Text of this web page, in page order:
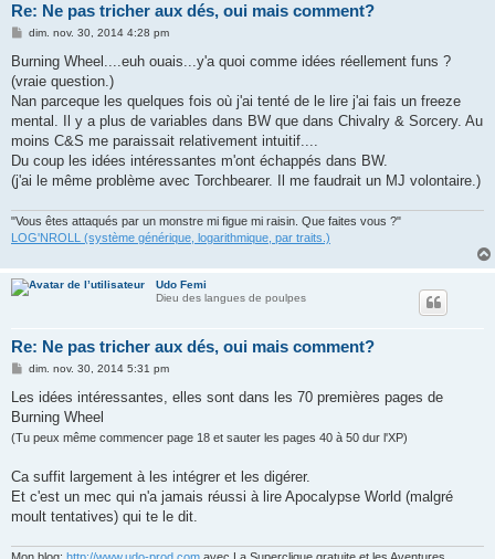
Re: Ne pas tricher aux dés, oui mais comment?
M
s
a
g
dim. nov. 30, 2014 4:28 pm
Burning Wheel....euh ouais...y'a quoi comme idées réellement funs ?
(vraie question.)
Nan parceque les quelques fois où j'ai tenté de le lire j'ai fais un freeze
mental. Il y a plus de variables dans BW que dans Chivalry & Sorcery. Au
moins C&S me paraissait relativement intuitif....
Du coup les idées intéressantes m'ont échappés dans BW.
(j'ai le même problème avec Torchbearer. Il me faudrait un MJ volontaire.)
"Vous êtes attaqués par un monstre mi figue mi raisin. Que faites vous ?"
LOG'NROLL (système générique, logarithmique, par traits.)
Udo Femi
Dieu des langues de poulpes
Re: Ne pas tricher aux dés, oui mais comment?
M
s
a
g
dim. nov. 30, 2014 5:31 pm
Les idées intéressantes, elles sont dans les 70 premières pages de
Burning Wheel
(Tu peux même commencer page 18 et sauter les pages 40 à 50 dur l'XP)
Ca suffit largement à les intégrer et les digérer.
Et c'est un mec qui n'a jamais réussi à lire Apocalypse World (malgré
moult tentatives) qui te le dit.